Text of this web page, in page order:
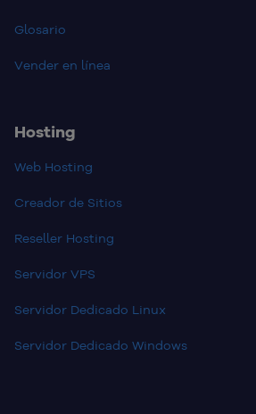
Glosario
Vender en línea
Hosting
Web Hosting
Creador de Sitios
Reseller Hosting
Servidor VPS
Servidor Dedicado Linux
Servidor Dedicado Windows